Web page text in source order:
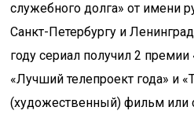
служебного долга» от имени
Санкт-Петербургу и
году сериал получил 2
«Лучший телепроект года» и
(художественный) фильм или